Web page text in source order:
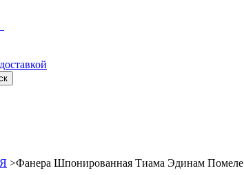
>Фанера Шпонированная Тиама Эдинам Помеле